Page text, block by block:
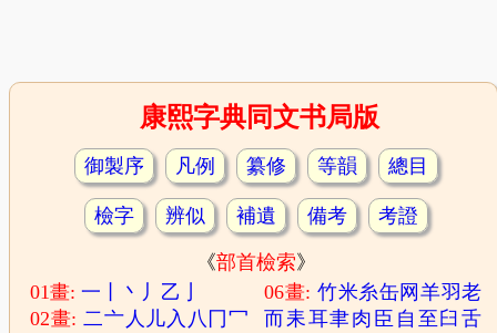
康熙字典同文书局版
御製序 凡例 纂修 等韻 總目
檢字 辨似 補遺 備考 考證
《部首檢索》
01畫:一 丶 丿 乙
02畫:二亠 人 儿入 八 冂冖
06畫: 竹米糸缶网 羊羽老
而耒耳聿肉 臣 自 至 臼舌